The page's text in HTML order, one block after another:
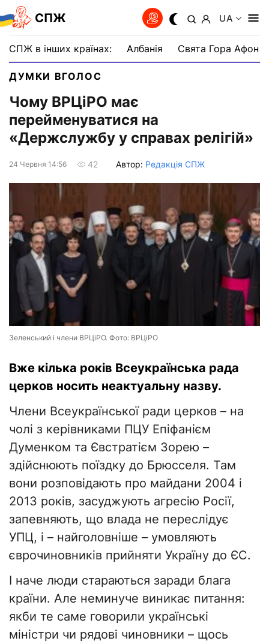
СПЖ UA
СПЖ в інших країнах: Албанія Свята Гора Афон
ДУМКИ ВГОЛОС
Чому ВРЦіРО має
перейменуватися на
«Держслужбу у справах релігій»
24 Червня 14:56 42 Автор: Редакція СПЖ
Зеленський і члени ВРЦіРО. Фото: ВРЦіРО
Вже кілька років Всеукраїнська рада
церков носить неактуальну назву.
Члени Всеукраїнської ради церков – на
чолі з керівниками ПЦУ Епіфанієм
Думенком та Євстратієм Зорею –
здійснюють поїздку до Брюсселя. Там
вони розповідають про майдани 2004 і
2013 років, засуджують агресію Росії,
запевняють, що влада не переслідує
УПЦ, і – найголовніше – умовляють
єврочиновників прийняти Україну до ЄС.
І наче люди стараються заради блага
країни. Але неминуче виникає питання:
якби те саме говорили українські
міністри чи рядові чиновники – щось